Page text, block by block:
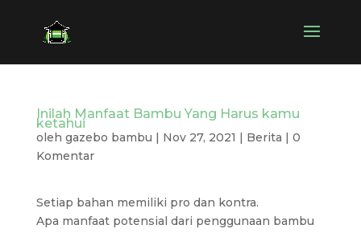
Inilah Manfaat Bambu Yang Harus kamu
ketahui
oleh gazebo bambu | Nov 27, 2021 | Berita | 0
Komentar
Setiap bahan memiliki pro dan kontra.
Apa manfaat potensial dari penggunaan bambu